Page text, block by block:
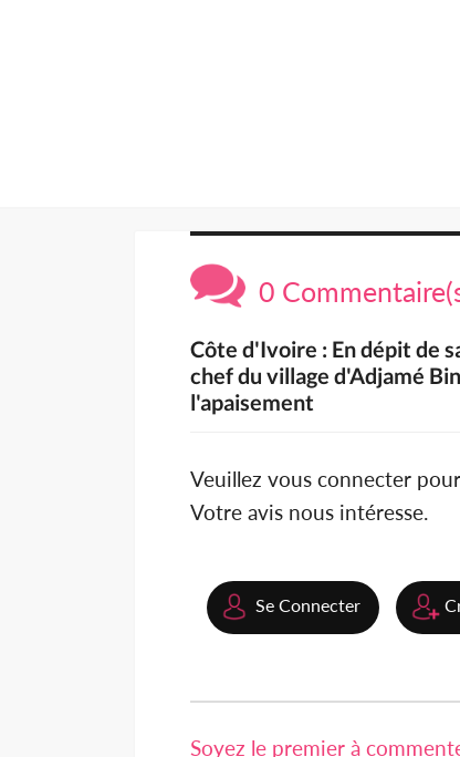
0
Côte d'Ivoire : En dépit de
chef du village d'Adjamé
l'apaisement
Veuillez vous connecter
Votre avis nous intéresse.
Se Connecter
Soyez le premier à